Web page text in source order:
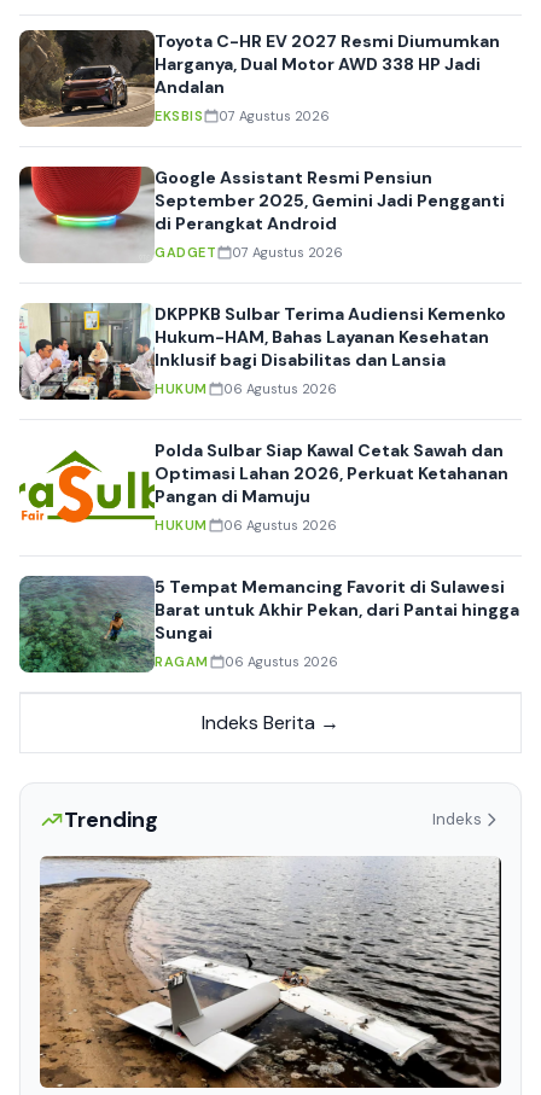
Toyota C-HR EV 2027 Resmi Diumumkan
Harganya, Dual Motor AWD 338 HP Jadi
Andalan
EKSBIS 07 Agustus 2026
Google Assistant Resmi Pensiun
September 2025, Gemini Jadi Pengganti
di Perangkat Android
GADGET 07 Agustus 2026
DKPPKB Sulbar Terima Audiensi Kemenko
Hukum-HAM, Bahas Layanan Kesehatan
Inklusif bagi Disabilitas dan Lansia
HUKUM 06 Agustus 2026
Polda Sulbar Siap Kawal Cetak Sawah dan
Optimasi Lahan 2026, Perkuat Ketahanan
Pangan di Mamuju
HUKUM 06 Agustus 2026
5 Tempat Memancing Favorit di Sulawesi
Barat untuk Akhir Pekan, dari Pantai hingga
Sungai
RAGAM 06 Agustus 2026
Indeks Berita →
Trending Indeks